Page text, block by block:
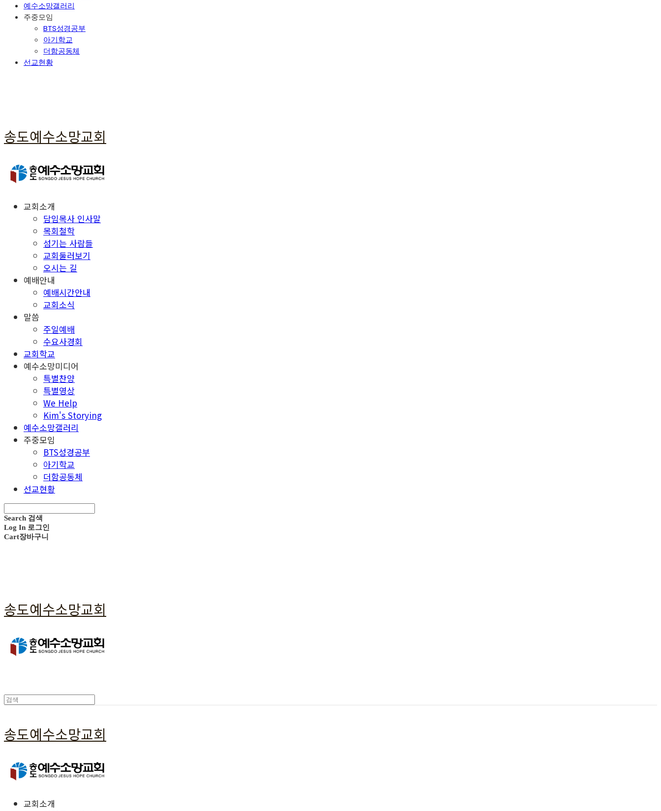
예수소망갤러리
주중모임
BTS성경공부
아기학교
더함공동체
선교현황
송도예수소망교회
교회소개
담임목사 인사말
목회철학
섬기는 사람들
교회둘러보기
오시는 길
예배안내
예배시간안내
교회소식
말씀
주일예배
수요사경회
교회학교
예수소망미디어
특별찬양
특별영상
We Help
Kim's Storying
예수소망갤러리
주중모임
BTS성경공부
아기학교
더함공동체
선교현황
Search 검색
Log In 로그인
Cart장바구니
송도예수소망교회
송도예수소망교회
교회소개